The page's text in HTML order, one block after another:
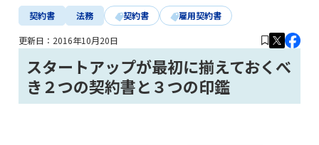
契約書 法務 契約書 雇用契約書
更新日： 2016年10月20日
スタートアップが最初に揃えておくべ
き２つの契約書と３つの印鑑